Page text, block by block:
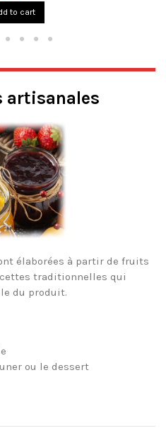
to cart
artisanales
élaborées à partir de fruits
traditionnelles qui
du produit.
ou le dessert